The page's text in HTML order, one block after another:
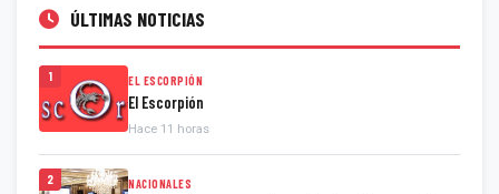
ÚLTIMAS NOTICIAS
1 EL ESCORPIÓN
El Escorpión
Hace 11 horas
2 NACIONALES